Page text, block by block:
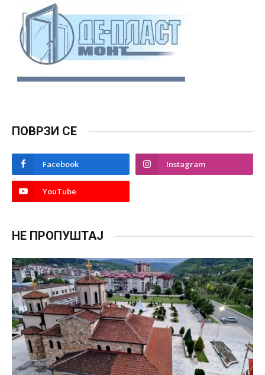
ПОВРЗИ СЕ
Facebook Instagram
YouTube
НЕ ПРОПУШТАЈ